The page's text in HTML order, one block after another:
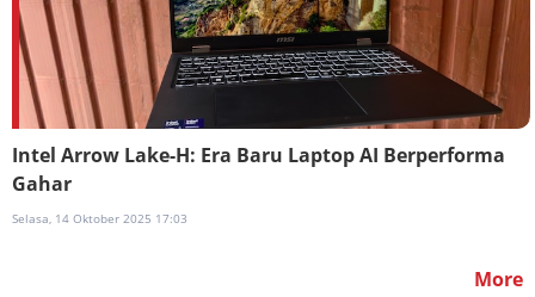
Intel Arrow Lake-H: Era Baru Laptop AI Berperforma
Gahar
Selasa, 14 Oktober 2025 17:03
More